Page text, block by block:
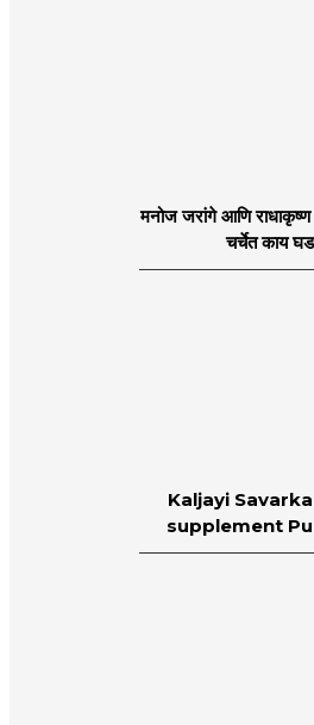
मनोज जरांगे आणि राधाकृष्ण
चर्चेत काय
Kaljayi
supplement
Programme in